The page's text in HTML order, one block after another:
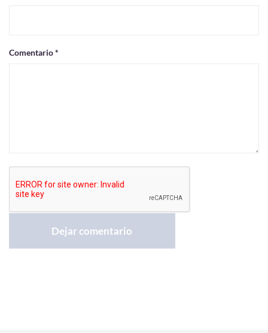
Comentario *